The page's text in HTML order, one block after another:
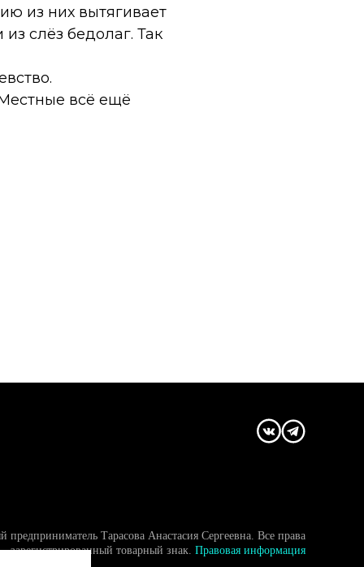
из них вытягивает
слёз бедолаг. Так
всё ещё
Тарасова Анастасия Сергеевна. Все права
товарный знак. Правовая информация